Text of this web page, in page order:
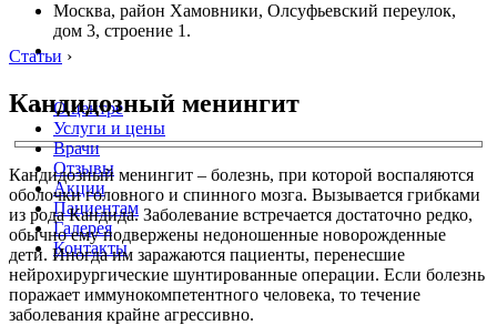
Москва, район Хамовники, Олсуфьевский переулок,
дом 3, строение 1.
О центре
Услуги и цены
Врачи
Отзывы
Акции
Пациентам
Галерея
Контакты
Статьи ›
Кандидозный менингит
Кандидозный менингит – болезнь, при которой воспаляются
оболочки головного и спинного мозга. Вызывается грибками
из рода Кандида. Заболевание встречается достаточно редко,
обычно ему подвержены недоношенные новорожденные
дети. Иногда им заражаются пациенты, перенесшие
нейрохирургические шунтированные операции. Если болезнь
поражает иммунокомпетентного человека, то течение
заболевания крайне агрессивно.